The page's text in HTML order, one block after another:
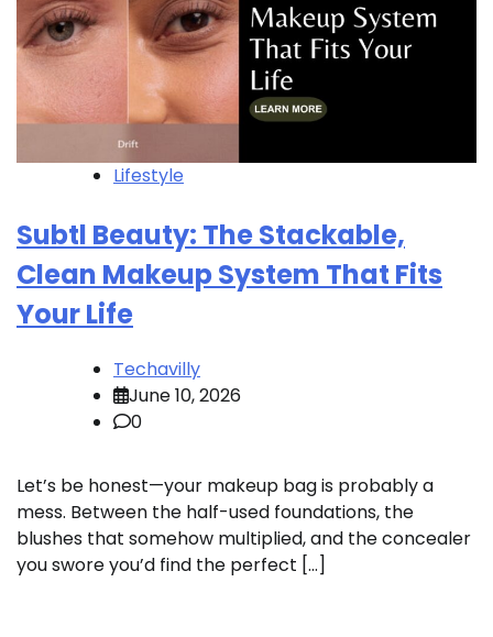
Lifestyle
Subtl Beauty: The Stackable,
Clean Makeup System That Fits
Your Life
Techavilly
June 10, 2026
0
Let’s be honest—your makeup bag is probably a
mess. Between the half-used foundations, the
blushes that somehow multiplied, and the concealer
you swore you’d find the perfect […]